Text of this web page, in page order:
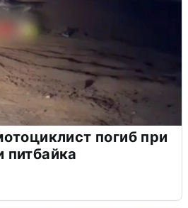
погиб при
питбайка